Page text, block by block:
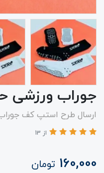
جوراب ورزشی
ارسال طرح استپ کف
از 13
160,000 تومان